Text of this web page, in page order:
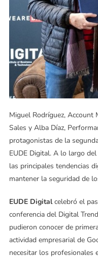
Miguel Rodríguez, Account
Sales y Alba Díaz,
protagonistas de la
EUDE Digital. A lo largo
las principales tendencias
mantener la seguridad de
EUDE Digitalcelebró el
conferencia del Digital
pudieron conocer de
actividad empresarial de
necesitar los profesionales